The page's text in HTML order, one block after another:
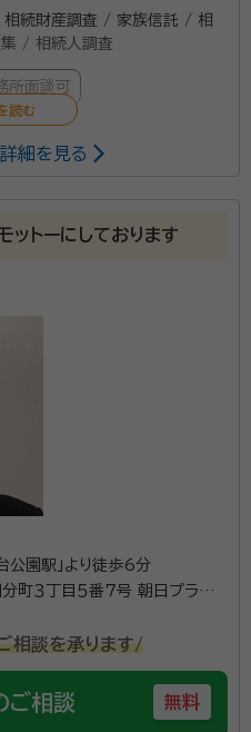
続財産調査 / 家族信託 / 相
/ 相続人調査
所面談可
営業部門を経験しながらいくつか
てもっと
所の紹介の通りです。 最近の趣味
す。
ために遺言を残したい方
金の解約、保険の請求、
更など手続きをサポート
産の調査などもご相談く
本人申請についてのコンサ
ることができます。 相続
や住民票をはじめ、公的
す。
細を見る
ットーにしております
公園駅」より徒歩6分
目５番７号 朝日プラザ
相談を承ります/
ご相談 無料